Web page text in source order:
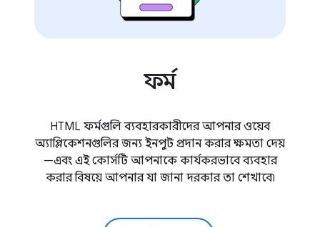
ফর্ম
HTML ফর্মগুলি ব্যবহারকারীদের আপনার ওয়েব
অ্যাপ্লিকেশনগুলির জন্য ইনপুট প্রদান করার ক্ষমতা দেয়
—এবং এই কোর্সটি আপনাকে কার্যকরভাবে ব্যবহার
করার বিষয়ে আপনার যা জানা দরকার তা শেখাবে৷